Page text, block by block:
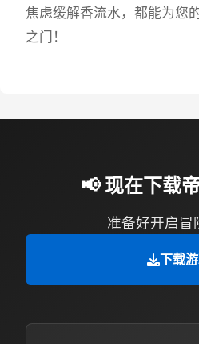
焦虑缓解香流水，都能为您
之门！
📢 现在下载
准备好开启冒
下载